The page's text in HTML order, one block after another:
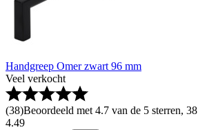
Handgreep Omer zwart 96 mm
Veel verkocht
(38)Beoordeeld met 4.7 van de 5 sterren,
4.49